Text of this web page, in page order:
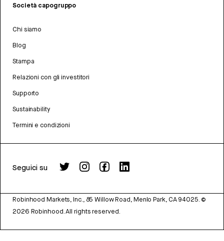
Società capogruppo
Chi siamo
Blog
Stampa
Relazioni con gli investitori
Supporto
Sustainability
Termini e condizioni
Seguici su
Robinhood Markets, Inc., 85 Willow Road, Menlo Park, CA 94025. ©
2026 Robinhood. All rights reserved.